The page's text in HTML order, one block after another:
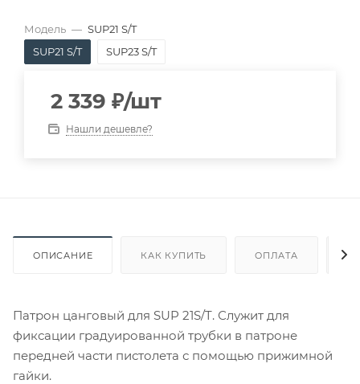
Модель — SUP21 S/T
SUP21 S/T
SUP23 S/T
2 339 ₽/шт
Нашли дешевле?
ОПИСАНИЕ КАК КУПИТЬ ОПЛАТА
Патрон цанговый для SUP 21S/T. Служит для
фиксации градуированной трубки в патроне
передней части пистолета с помощью прижимной
гайки.